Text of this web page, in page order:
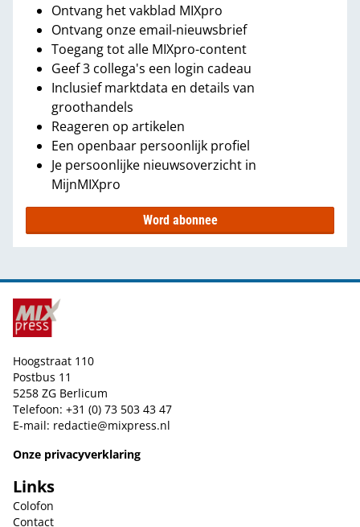
Ontvang het vakblad MIXpro
Ontvang onze email-nieuwsbrief
Toegang tot alle MIXpro-content
Geef 3 collega's een login cadeau
Inclusief marktdata en details van
groothandels
Reageren op artikelen
Een openbaar persoonlijk profiel
Je persoonlijke nieuwsoverzicht in
MijnMIXpro
Word abonnee
Hoogstraat 110
Postbus 11
5258 ZG Berlicum
Telefoon: +31 (0) 73 503 43 47
E-mail: redactie@mixpress.nl
Onze privacyverklaring
Links
Colofon
Contact